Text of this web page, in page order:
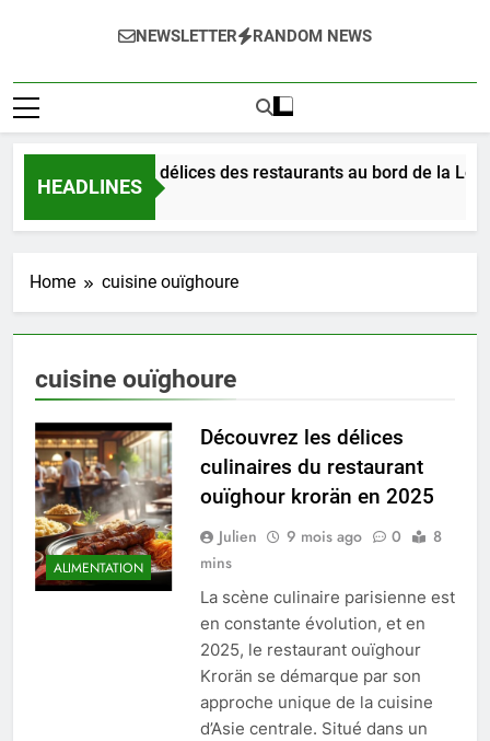
NEWSLETTER RANDOM NEWS
HEADLINES
Dégustez les délices des restaurants au bord de la
2 Jours Ago
Home cuisine ouïghoure
cuisine ouïghoure
ALIMENTATION
Découvrez les délices
culinaires du restaurant
ouïghour krorän en 2025
Julien 9 mois ago 0
8
mins
La scène culinaire parisienne est
en constante évolution, et en
2025, le restaurant ouïghour
Krorän se démarque par son
approche unique de la cuisine
d’Asie centrale. Situé dans un